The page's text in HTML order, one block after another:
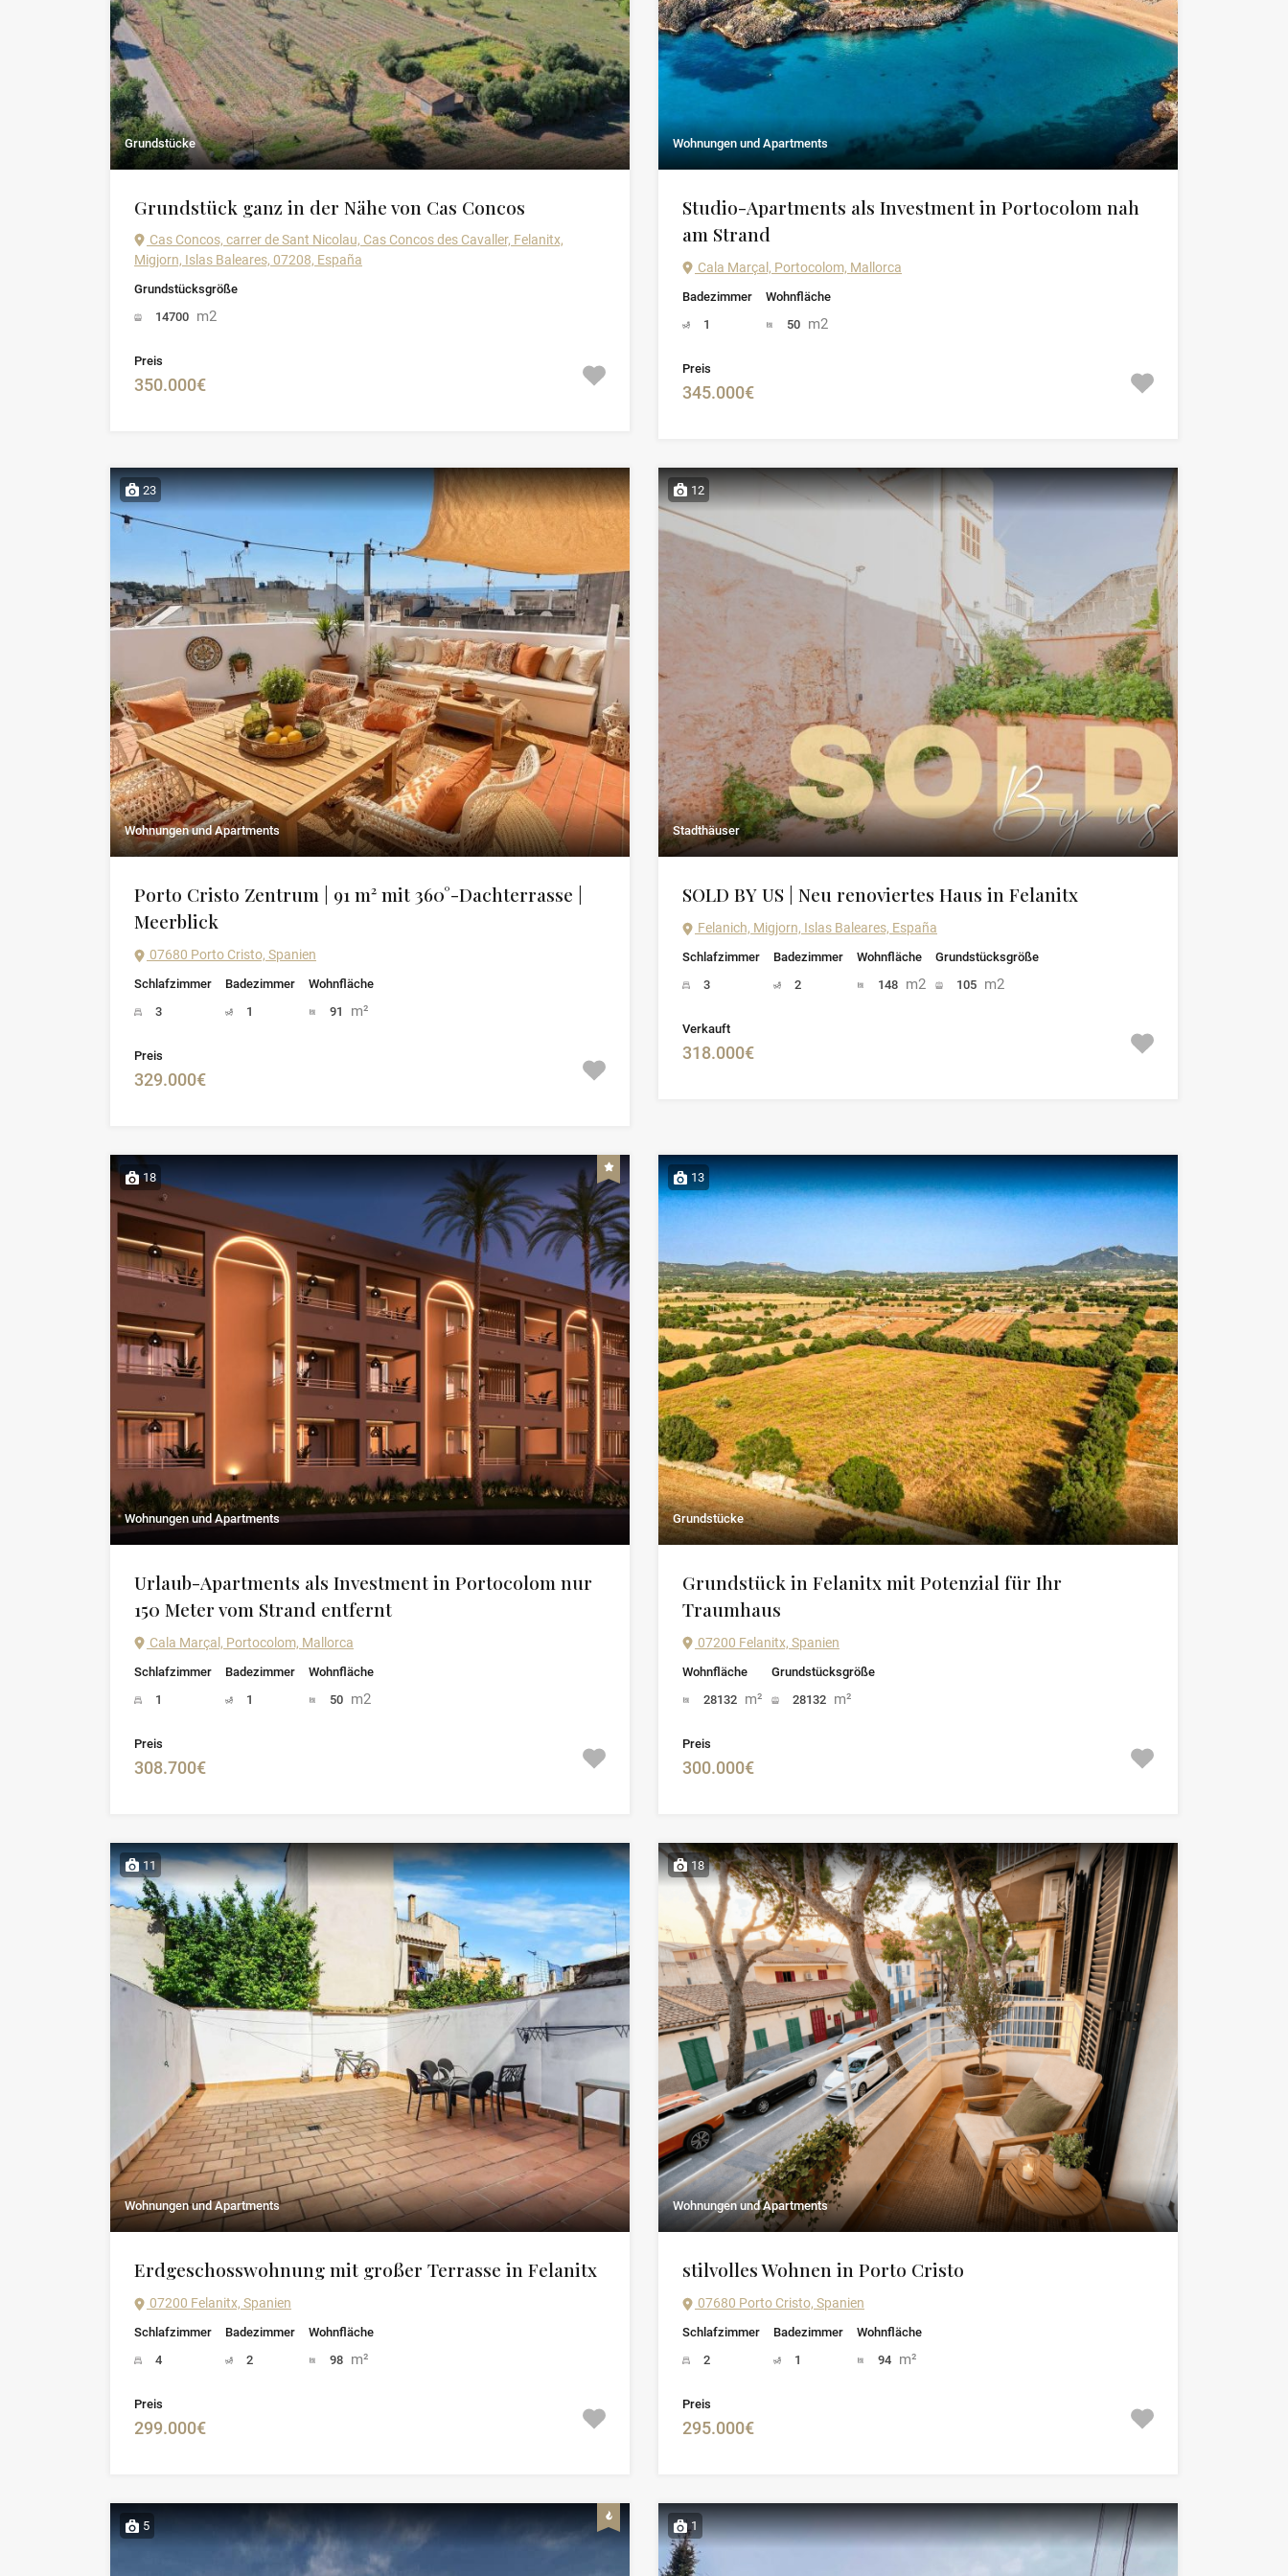
Grundstücke
Grundstück ganz in der Nähe von Cas Concos
Cas Concos, carrer de Sant Nicolau, Cas Concos des Cavaller, Felanitx,
Migjorn, Islas Baleares, 07208, España
Grundstücksgröße
14700 m2
Preis
350.000€
Wohnungen und Apartments
Studio-Apartments als Investment in Portocolom nah
am Strand
Cala Marçal, Portocolom, Mallorca
Badezimmer
1
Wohnfläche
50 m2
Preis
345.000€
23
Wohnungen und Apartments
Porto Cristo Zentrum | 91 m² mit 360°-Dachterrasse |
Meerblick
07680 Porto Cristo, Spanien
Schlafzimmer
3
Badezimmer
1
Wohnfläche
91
m²
Preis
329.000€
12
Stadthäuser
SOLD BY US | Neu renoviertes Haus in Felanitx
Felanich, Migjorn, Islas Baleares, España
Schlafzimmer
3
Badezimmer
2
Wohnfläche
148 m2
Grundstücksgröße
105 m2
Verkauft
318.000€
18
Wohnungen und Apartments
Urlaub-Apartments als Investment in Portocolom nur
150 Meter vom Strand entfernt
Cala Marçal, Portocolom, Mallorca
Schlafzimmer
1
Badezimmer
1
Wohnfläche
50 m2
Preis
308.700€
13
Grundstücke
Grundstück in Felanitx mit Potenzial für Ihr
Traumhaus
07200 Felanitx, Spanien
Wohnfläche
28132 m²
Grundstücksgröße
28132 m²
Preis
300.000€
11
Wohnungen und Apartments
Erdgeschosswohnung mit großer Terrasse in Felanitx
07200 Felanitx, Spanien
Schlafzimmer
4
Badezimmer
2
Wohnfläche
98 m²
Preis
299.000€
18
Wohnungen und Apartments
stilvolles Wohnen in Porto Cristo
07680 Porto Cristo, Spanien
Schlafzimmer
2
Badezimmer
1
Wohnfläche
94 m²
Preis
295.000€
5 1